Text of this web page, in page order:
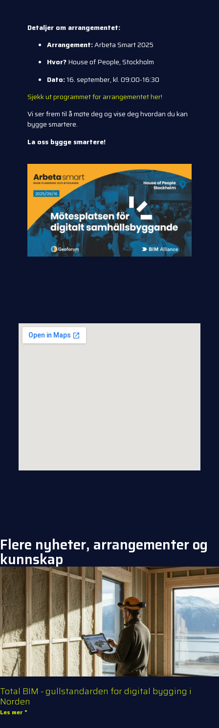
Detaljer om arrangementet:
Arrangement:Arbeta Smart 2025
Hvor?House of People, Stockholm
Dato:16. september, kl. 09:00-16:30
Sjekk ut programmet for arrangementet her!
Vi ser frem til å møte deg og vise deg hvordan du kan
bygge smartere.
La oss bygge smartere!
Flere nyheter, arrangementer og
kunnskap
Total BIM - gullstandarden for digital bygging i
Norden
Les mer "